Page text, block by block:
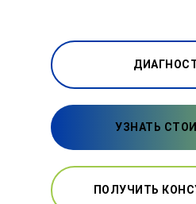
УЗНАТЬ
ПОЛУЧИТЬ